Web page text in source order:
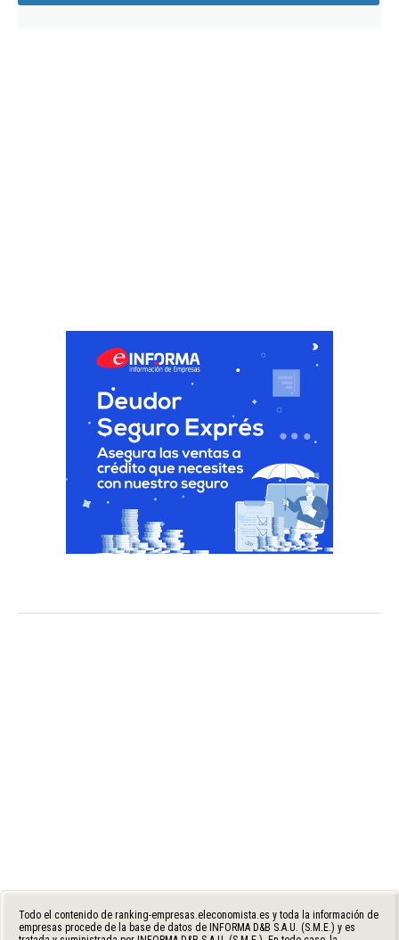
Todo el contenido de ranking-empresas.eleconomista.es y toda la información de
empresas procede de la base de datos de INFORMA D&B S.A.U. (S.M.E.) y es